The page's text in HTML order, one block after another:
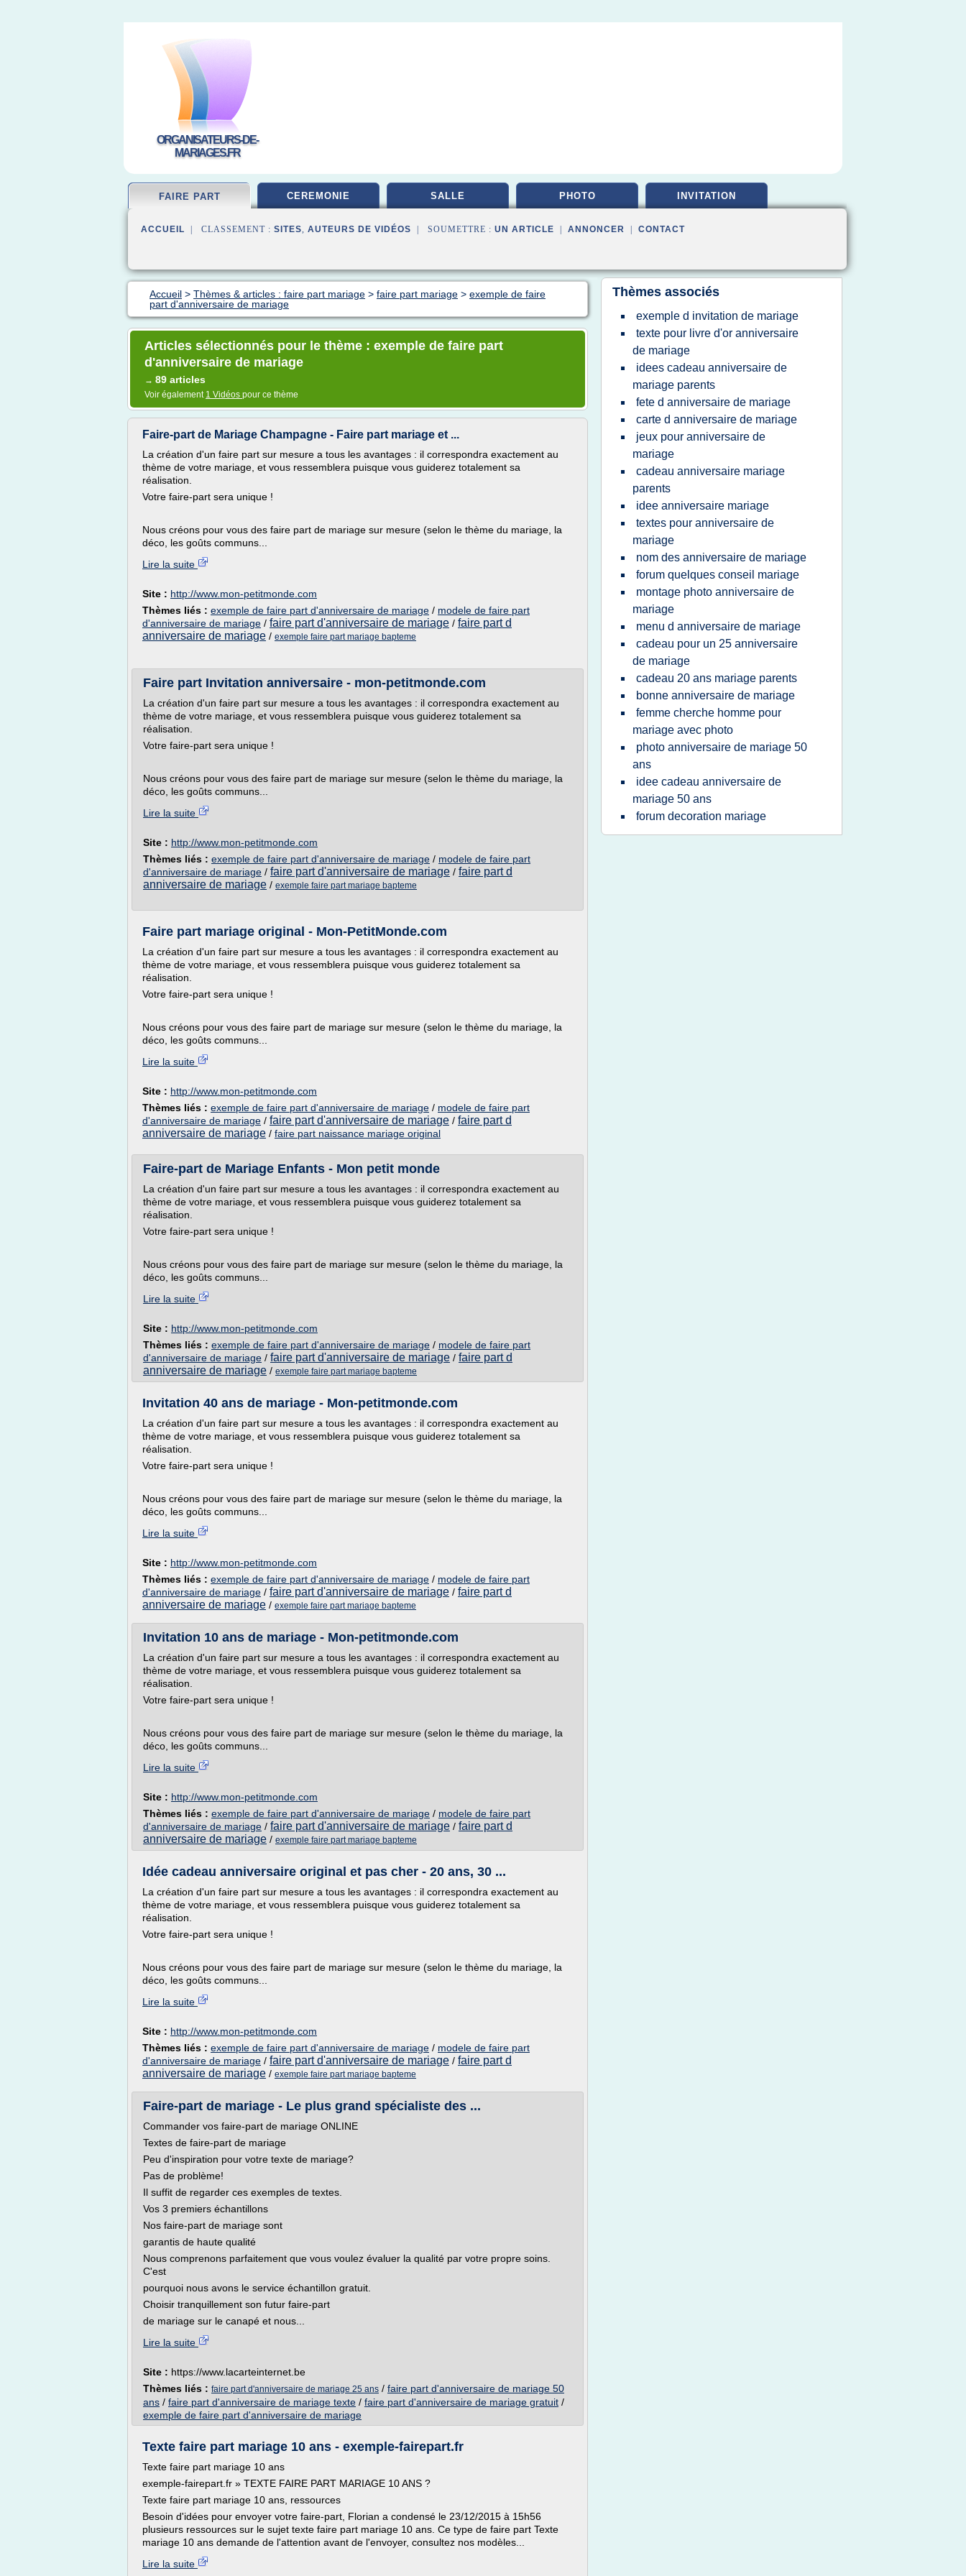
ORGANISATEURS-DE-
MARIAGES.FR
FAIRE PART CEREMONIE SALLE PHOTO INVITATION
ACCUEIL | CLASSEMENT : SITES, AUTEURS DE VIDÉOS | SOUMETTRE : UN ARTICLE ANNONCER CONTACT
Accueil > Thèmes & articles : faire part mariage > faire part mariage > exemple de faire
part d'anniversaire de mariage
Articles sélectionnés pour le thème : exemple de faire part
d'anniversaire de mariage
→ 89 articles
Voir également 1 Vidéos pour ce thème
Faire-part de Mariage Champagne - Faire part mariage et ...
La création d'un faire part sur mesure a tous les avantages : il correspondra exactement au
thème de votre mariage, et vous ressemblera puisque vous guiderez totalement sa
réalisation.
Votre faire-part sera unique !
Nous créons pour vous des faire part de mariage sur mesure (selon le thème du mariage, la
déco, les goûts communs...
Lire la suite
Site : http://www.mon-petitmonde.com
Thèmes liés : exemple de faire part d'anniversaire de mariage / modele de faire part
d'anniversaire de mariage / faire part d'anniversaire de mariage / faire part d
anniversaire de mariage / exemple faire part mariage bapteme
Faire part Invitation anniversaire - mon-petitmonde.com
La création d'un faire part sur mesure a tous les avantages : il correspondra exactement au
thème de votre mariage, et vous ressemblera puisque vous guiderez totalement sa
réalisation.
Votre faire-part sera unique !
Nous créons pour vous des faire part de mariage sur mesure (selon le thème du mariage, la
déco, les goûts communs...
Lire la suite
Site : http://www.mon-petitmonde.com
Thèmes liés : exemple de faire part d'anniversaire de mariage / modele de faire part
d'anniversaire de mariage / faire part d'anniversaire de mariage / faire part d
anniversaire de mariage / exemple faire part mariage bapteme
Faire part mariage original - Mon-PetitMonde.com
La création d'un faire part sur mesure a tous les avantages : il correspondra exactement au
thème de votre mariage, et vous ressemblera puisque vous guiderez totalement sa
réalisation.
Votre faire-part sera unique !
Nous créons pour vous des faire part de mariage sur mesure (selon le thème du mariage, la
déco, les goûts communs...
Lire la suite
Site : http://www.mon-petitmonde.com
Thèmes liés : exemple de faire part d'anniversaire de mariage / modele de faire part
d'anniversaire de mariage / faire part d'anniversaire de mariage / faire part d
anniversaire de mariage / faire part naissance mariage original
Faire-part de Mariage Enfants - Mon petit monde
La création d'un faire part sur mesure a tous les avantages : il correspondra exactement au
thème de votre mariage, et vous ressemblera puisque vous guiderez totalement sa
réalisation.
Votre faire-part sera unique !
Nous créons pour vous des faire part de mariage sur mesure (selon le thème du mariage, la
déco, les goûts communs...
Lire la suite
Site : http://www.mon-petitmonde.com
Thèmes liés : exemple de faire part d'anniversaire de mariage / modele de faire part
d'anniversaire de mariage / faire part d'anniversaire de mariage / faire part d
anniversaire de mariage / exemple faire part mariage bapteme
Invitation 40 ans de mariage - Mon-petitmonde.com
La création d'un faire part sur mesure a tous les avantages : il correspondra exactement au
thème de votre mariage, et vous ressemblera puisque vous guiderez totalement sa
réalisation.
Votre faire-part sera unique !
Nous créons pour vous des faire part de mariage sur mesure (selon le thème du mariage, la
déco, les goûts communs...
Lire la suite
Site : http://www.mon-petitmonde.com
Thèmes liés : exemple de faire part d'anniversaire de mariage / modele de faire part
d'anniversaire de mariage / faire part d'anniversaire de mariage / faire part d
anniversaire de mariage / exemple faire part mariage bapteme
Invitation 10 ans de mariage - Mon-petitmonde.com
La création d'un faire part sur mesure a tous les avantages : il correspondra exactement au
thème de votre mariage, et vous ressemblera puisque vous guiderez totalement sa
réalisation.
Votre faire-part sera unique !
Nous créons pour vous des faire part de mariage sur mesure (selon le thème du mariage, la
déco, les goûts communs...
Lire la suite
Site : http://www.mon-petitmonde.com
Thèmes liés : exemple de faire part d'anniversaire de mariage / modele de faire part
d'anniversaire de mariage / faire part d'anniversaire de mariage / faire part d
anniversaire de mariage / exemple faire part mariage bapteme
Idée cadeau anniversaire original et pas cher - 20 ans, 30 ...
La création d'un faire part sur mesure a tous les avantages : il correspondra exactement au
thème de votre mariage, et vous ressemblera puisque vous guiderez totalement sa
réalisation.
Votre faire-part sera unique !
Nous créons pour vous des faire part de mariage sur mesure (selon le thème du mariage, la
déco, les goûts communs...
Lire la suite
Site : http://www.mon-petitmonde.com
Thèmes liés : exemple de faire part d'anniversaire de mariage / modele de faire part
d'anniversaire de mariage / faire part d'anniversaire de mariage / faire part d
anniversaire de mariage / exemple faire part mariage bapteme
Faire-part de mariage - Le plus grand spécialiste des ...
Commander vos faire-part de mariage ONLINE
Textes de faire-part de mariage
Peu d'inspiration pour votre texte de mariage?
Pas de problème!
Il suffit de regarder ces exemples de textes.
Vos 3 premiers échantillons
Nos faire-part de mariage sont
garantis de haute qualité
Nous comprenons parfaitement que vous voulez évaluer la qualité par votre propre soins.
C'est
pourquoi nous avons le service échantillon gratuit.
Choisir tranquillement son futur faire-part
de mariage sur le canapé et nous...
Lire la suite
Site : https://www.lacarteinternet.be
Thèmes liés : faire part d'anniversaire de mariage 25 ans / faire part d'anniversaire de mariage 50
ans / faire part d'anniversaire de mariage texte / faire part d'anniversaire de mariage gratuit /
exemple de faire part d'anniversaire de mariage
Texte faire part mariage 10 ans - exemple-fairepart.fr
Texte faire part mariage 10 ans
exemple-fairepart.fr » TEXTE FAIRE PART MARIAGE 10 ANS ?
Texte faire part mariage 10 ans, ressources
Besoin d'idées pour envoyer votre faire-part, Florian a condensé le 23/12/2015 à 15h56
plusieurs ressources sur le sujet texte faire part mariage 10 ans. Ce type de faire part Texte
mariage 10 ans demande de l'attention avant de l'envoyer, consultez nos modèles...
Lire la suite
Thèmes associés
exemple d invitation de mariage
texte pour livre d'or anniversaire
de mariage
idees cadeau anniversaire de
mariage parents
fete d anniversaire de mariage
carte d anniversaire de mariage
jeux pour anniversaire de
mariage
cadeau anniversaire mariage
parents
idee anniversaire mariage
textes pour anniversaire de
mariage
nom des anniversaire de mariage
forum quelques conseil mariage
montage photo anniversaire de
mariage
menu d anniversaire de mariage
cadeau pour un 25 anniversaire
de mariage
cadeau 20 ans mariage parents
bonne anniversaire de mariage
femme cherche homme pour
mariage avec photo
photo anniversaire de mariage 50
ans
idee cadeau anniversaire de
mariage 50 ans
forum decoration mariage